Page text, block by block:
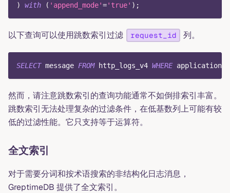
)
with ( 'append_mode'='true' ) ;
以下查询可以使用跳数索引过滤 request_id 列。
SELECT message FROM http_logs_v4 WHERE application
然而，请注意跳数索引的查询功能通常不如倒排索引丰富。
跳数索引无法处理复杂的过滤条件，在低基数列上可能有较
低的过滤性能。它只支持等于运算符。
全文索引
对于需要分词和按术语搜索的非结构化日志消息，
GreptimeDB 提供了全文索引。